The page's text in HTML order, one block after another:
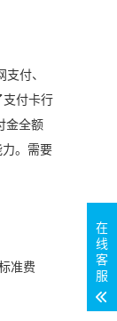
付、
支付卡行
金全额
。需要
准费
在
线
客
服